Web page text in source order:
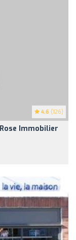
4.6 (126)
Immobilier